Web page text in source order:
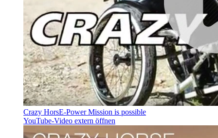
Crazy HorsE-Power Mission is possible
YouTube-Video extern öffnen